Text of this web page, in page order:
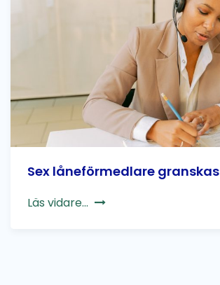
Sex låneförmedlare granskas
Läs vidare...